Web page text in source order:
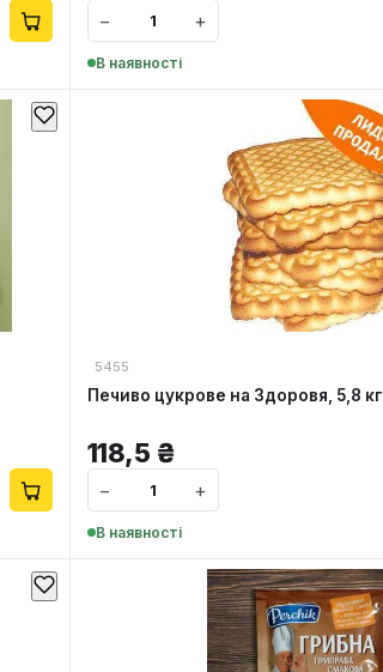
− +
В наявності
5455
Печиво цукрове на Здоровя, 5,8 кг
118,5 ₴
− +
В наявності